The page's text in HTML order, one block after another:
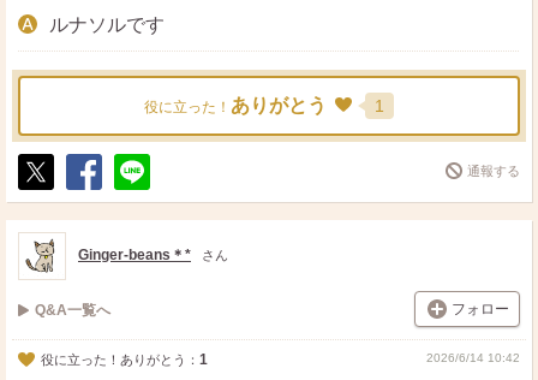
ルナソルです
役に立った！ ありがとう 1
ポ
ス
ト
シ
ェ
送
る
通報する
Ginger-beans＊* さん
Q&A一覧へ フォロー
役に立った！ありがとう： 1 2026/6/14 10:42